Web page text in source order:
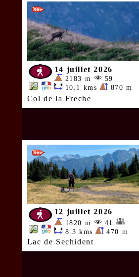
14 juillet 2026
2183 m
59
10.1 kms
870 m
Col de la Freche
12 juillet 2026
1820 m
41
8.3 kms
470 m
Lac de Sechident